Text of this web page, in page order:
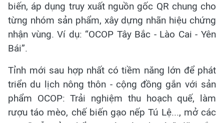
biến, áp dụng truy xuất nguồn gốc QR chung cho
từng nhóm sản phẩm, xây dựng nhãn hiệu chứng
nhận vùng. Ví dụ: “OCOP Tây Bắc - Lào Cai - Yên
Bái”.
Tỉnh mới sau hợp nhất có tiềm năng lớn để phát
triển du lịch nông thôn - cộng đồng gắn với sản
phẩm OCOP: Trải nghiệm thu hoạch quế, làm
rượu táo mèo, chế biến gạo nếp Tú Lệ..., mở các